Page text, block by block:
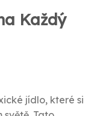
Každý
jídlo, které si